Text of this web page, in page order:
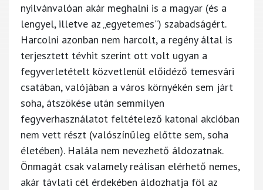
nyilvánvalóan akár meghalni is a magyar (és a
lengyel, illetve az „egyetemes”) szabadságért.
Harcolni azonban nem harcolt, a regény által is
terjesztett tévhit szerint ott volt ugyan a
fegyverletételt közvetlenül előidéző temesvári
csatában, valójában a város környékén sem járt
soha, átszökése után semmilyen
fegyverhasználatot feltételező katonai akcióban
nem vett részt (valószínűleg előtte sem, soha
életében). Halála nem nevezhető áldozatnak.
Önmagát csak valamely reálisan elérhető nemes,
akár távlati cél érdekében áldozhatja föl az